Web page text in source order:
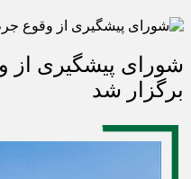
شورای پیشگیری
برگزار شد